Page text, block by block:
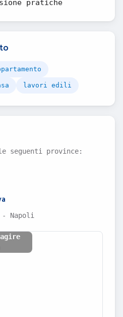
pratiche
lavori edili
seguenti province:
- Napoli